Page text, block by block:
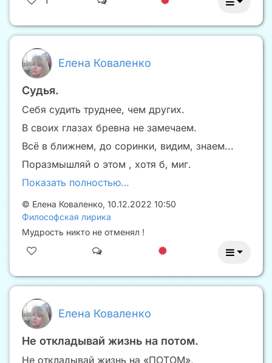
Елена Коваленко
Судья.
Себя судить труднее, чем других.
В своих глазах бревна не замечаем.
Всё в ближнем, до соринки, видим, знаем...
Поразмышляй о этом , хотя б, миг.
Показать полностью…
© Елена Коваленко, 10.12.2022 10:50
Философская лирика
Мудрость никто не отменял !
Елена Коваленко
Не откладывай жизнь на потом.
Не откладывай жизнь на «ПОТОМ»,